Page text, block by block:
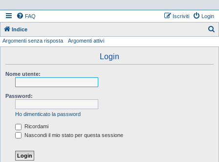
FAQ Login
Iscriviti
Indice
Argomenti senza risposta Argomenti attivi
Login
Nome utente:
Password:
Ho dimenticato la password
Ricordami
Nascondi il mio stato per questa sessione